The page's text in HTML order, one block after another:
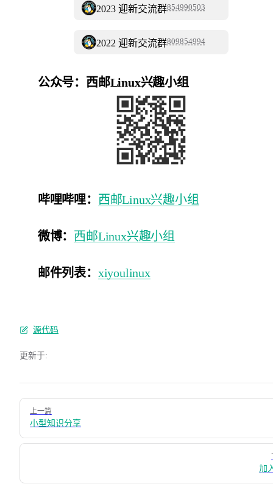
2023 迎新交流群854990503
2022 迎新交流群809854994
公众号：西邮Linux兴趣小组
哔哩哔哩： 西邮Linux兴趣小组
微博： 西邮Linux兴趣小组
邮件列表： xiyoulinux
源代码
更新于:
Pager
上一篇
小型知识分享
加